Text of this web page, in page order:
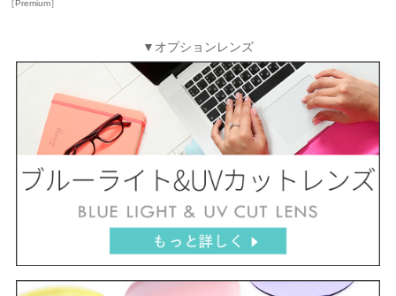
［Premium］
▼オプションレンズ